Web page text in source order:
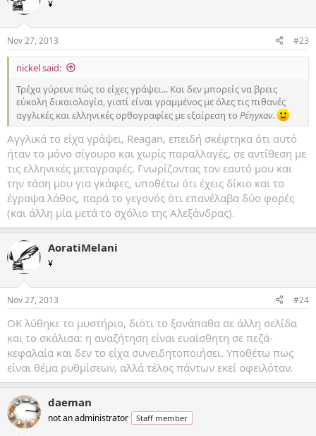
¥
Nov 27, 2013 #23
nickel said:
Τρέχα γύρευε πώς το είχες γράψει... Και δεν μπορείς να βρεις
εύκολη δικαιολογία, γιατί είναι γραμμένος με όλες τις πιθανές
αγγλικές και ελληνικές ορθογραφίες με εξαίρεση το Ρέηγκαν.
Αγγλικά το είχα γράψει, Reagan, επειδή σκέφτηκα ότι αυτό
ήταν το μόνο σίγουρο και χωρίς παραλλαγές, σε αντίθεση με
τις ελληνικές μεταγραφές. Γνωρίζοντας τον εαυτό μου και
την τάση μου για γκάφες, υποθέτω ότι έχεις δίκιο και το
έγραψα λάθος, παρά το γεγονός ότι επανέλαβα δύο φορές
(και άλλη μία μετά το σχόλιο της Αλεξάνδρας).
AoratiMelani
¥
Nov 27, 2013 #24
OK λύθηκε το μυστήριο, διότι το ξανάπαθα σε άλλη σελίδα
και το σκάλισα: η αναζήτηση είναι ευαίσθητη σε πεζά-
κεφαλαία και δεν το είχα συνειδητοποιήσει. Υποθέτω πως
είναι θέμα ρυθμίσεων, αλλά τέλος πάντων εκεί οφειλόταν.
daeman
not an administrator Staff member